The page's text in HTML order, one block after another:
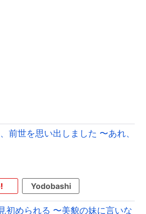
前世を思い出しました 〜あれ、
Yodobashi
初められる 〜美貌の妹に言いな